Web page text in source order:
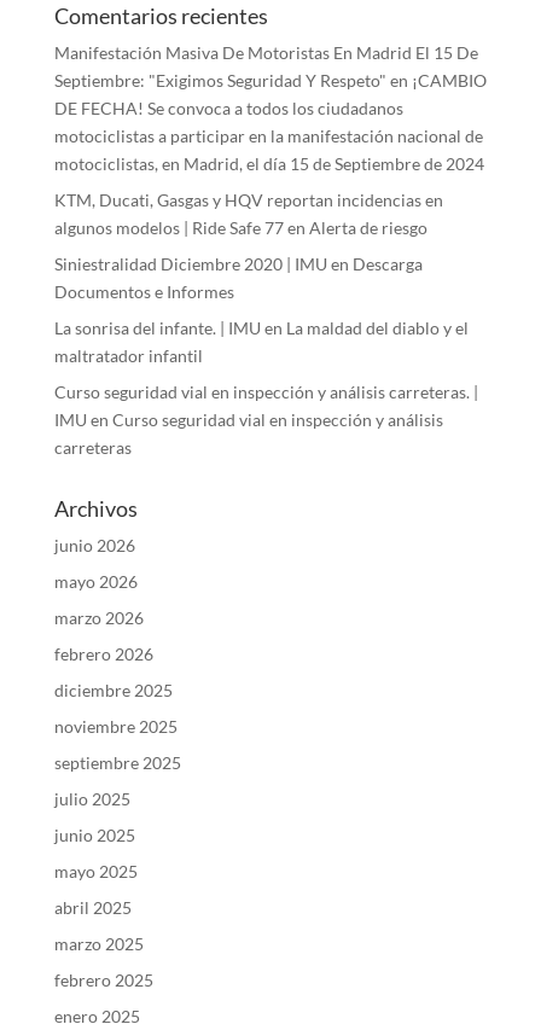
Comentarios recientes
Manifestación Masiva De Motoristas En Madrid El 15 De
Septiembre: "Exigimos Seguridad Y Respeto" en ¡CAMBIO
DE FECHA! Se convoca a todos los ciudadanos
motociclistas a participar en la manifestación nacional de
motociclistas, en Madrid, el día 15 de Septiembre de 2024
KTM, Ducati, Gasgas y HQV reportan incidencias en
algunos modelos | Ride Safe 77en Alerta de riesgo
Siniestralidad Diciembre 2020 | IMU en Descarga
Documentos e Informes
La sonrisa del infante. | IMU en La maldad del diablo y el
maltratador infantil
Curso seguridad vial en inspección y análisis carreteras. |
IMU en Curso seguridad vial en inspección y análisis
carreteras
Archivos
junio 2026
mayo 2026
marzo 2026
febrero 2026
diciembre 2025
noviembre 2025
septiembre 2025
julio 2025
junio 2025
mayo 2025
abril 2025
marzo 2025
febrero 2025
enero 2025